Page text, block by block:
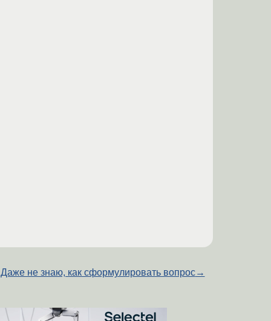
Даже не знаю, как сформулировать вопрос→